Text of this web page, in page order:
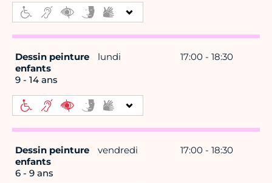
Dessin peinture
enfants
9 - 14 ans
lundi 17:00 - 18:30
Dessin peinture
enfants
6 - 9 ans
vendredi 17:00 - 18:30